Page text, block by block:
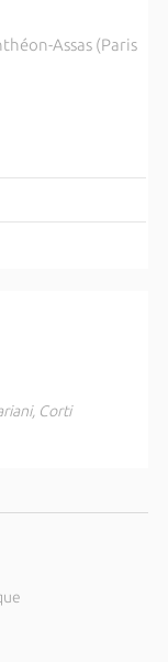
Assas (Paris
Corti